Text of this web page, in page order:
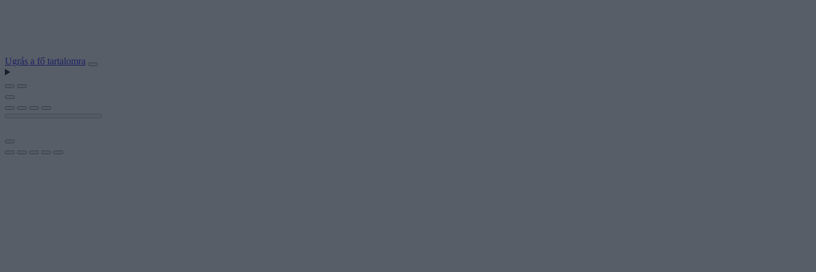
Ugrás a fő tartalomra